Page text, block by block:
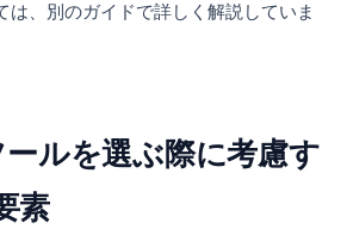
は、別のガイドで詳しく解説していま
ルを選ぶ際に考慮す
素